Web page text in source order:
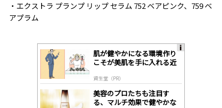
・エクストラ プランプ リップ セラム 752 ベアピンク、759 ベ
アプラム
肌が健やかになる環境作り
こそが美肌を手に入れる近
資生堂（PR）
美容のプロたちも注目す
る、マルチ効果で健やかな